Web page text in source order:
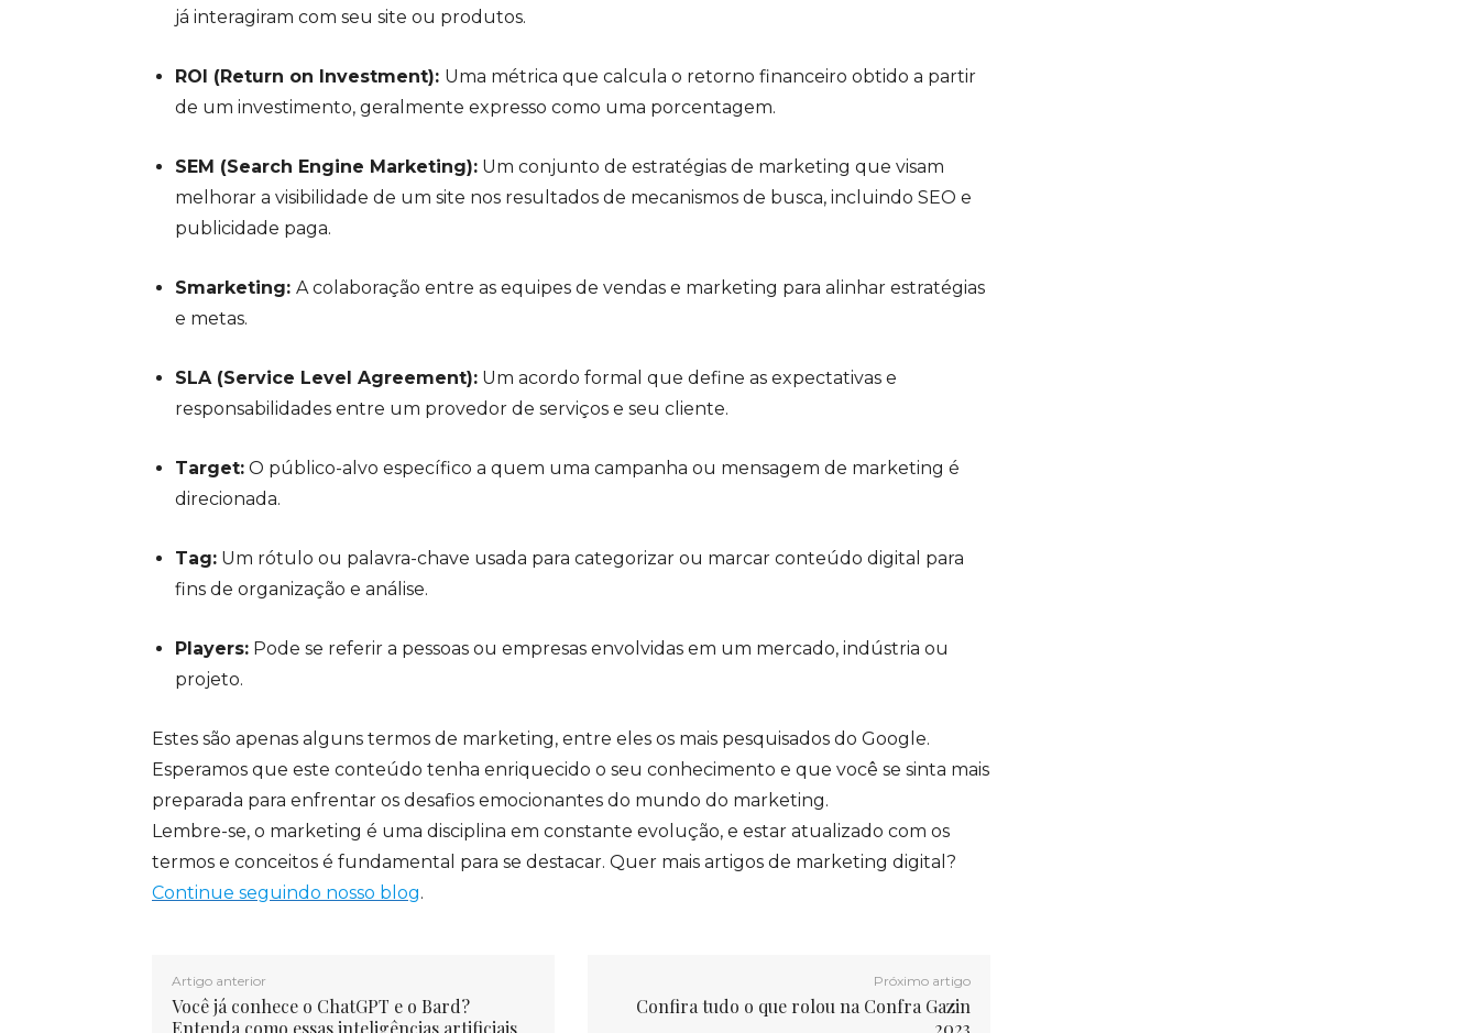
já interagiram com seu site ou produtos.
ROI (Return on Investment): Uma métrica que calcula o retorno financeiro obtido a partir
de um investimento, geralmente expresso como uma porcentagem.
SEM (Search Engine Marketing): Um conjunto de estratégias de marketing que visam
melhorar a visibilidade de um site nos resultados de mecanismos de busca, incluindo SEO e
publicidade paga.
Smarketing: A colaboração entre as equipes de vendas e marketing para alinhar estratégias
e metas.
SLA (Service Level Agreement): Um acordo formal que define as expectativas e
responsabilidades entre um provedor de serviços e seu cliente.
Target: O público-alvo específico a quem uma campanha ou mensagem de marketing é
direcionada.
Tag: Um rótulo ou palavra-chave usada para categorizar ou marcar conteúdo digital para
fins de organização e análise.
Players: Pode se referir a pessoas ou empresas envolvidas em um mercado, indústria ou
projeto.
Estes são apenas alguns termos de marketing, entre eles os mais pesquisados do Google.
Esperamos que este conteúdo tenha enriquecido o seu conhecimento e que você se sinta mais
preparada para enfrentar os desafios emocionantes do mundo do marketing.
Lembre-se, o marketing é uma disciplina em constante evolução, e estar atualizado com os
termos e conceitos é fundamental para se destacar. Quer mais artigos de marketing digital?
Continue seguindo nosso blog.
Artigo anterior
Você já conhece o ChatGPT e o Bard?
Entenda como essas inteligências artificiais
Próximo artigo
Confira tudo o que rolou na Confra Gazin
2023